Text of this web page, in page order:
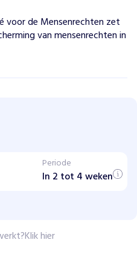
voor de Mensenrechten zet
van mensenrechten in
Periode
In 2 tot 4 weken
Klik hier